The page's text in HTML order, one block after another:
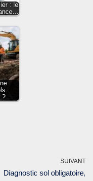
: le
:
?
SUIVANT
Diagnostic sol obligatoire,